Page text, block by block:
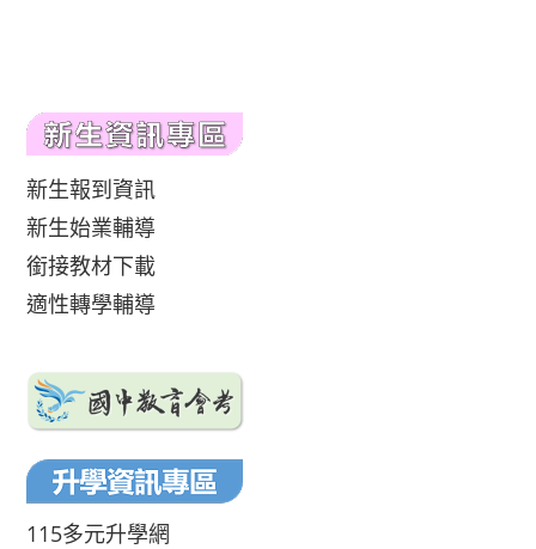
新生報到資訊
新生始業輔導
銜接教材下載
適性轉學輔導
115多元升學網